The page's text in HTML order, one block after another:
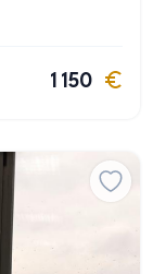
1 150